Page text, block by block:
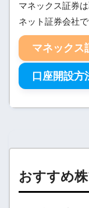
マネックス証券
ネット証券会社
マネックス
口座開設方
おすすめ